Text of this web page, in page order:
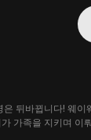
뒤바뀝니다! 웨이
가족을 지키며 이